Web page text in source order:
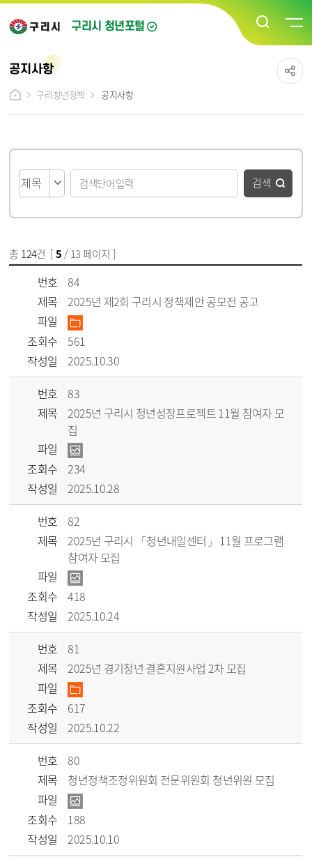
구리시 청년포털
공지사항
구리청년정책
공지사항
검색
총 124건 [5 / 13 페이지 ]
번호
84
제목
2025년 제2회 구리시 정책제안 공모전 공고
파일
조회수
561
작성일
2025.10.30
번호
83
제목
2025년 구리시 청년성장프로젝트 11월 참여자 모
집
파일
조회수
234
작성일
2025.10.28
번호
82
제목
2025년 구리시 「청년내일센터」 11월 프로그램
참여자 모집
파일
조회수
418
작성일
2025.10.24
번호
81
제목
2025년 경기청년 결혼지원사업 2차 모집
파일
조회수
617
작성일
2025.10.22
번호
80
제목
청년정책조정위원회 전문위원회 청년위원 모집
파일
조회수
188
작성일
2025.10.10